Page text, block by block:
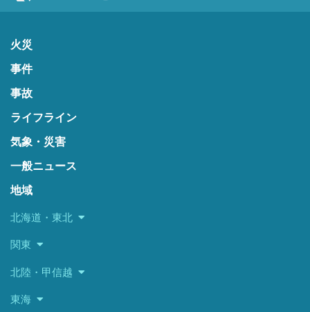
火災
事件
事故
ライフライン
気象・災害
一般ニュース
地域
北海道・東北
関東
北陸・甲信越
東海